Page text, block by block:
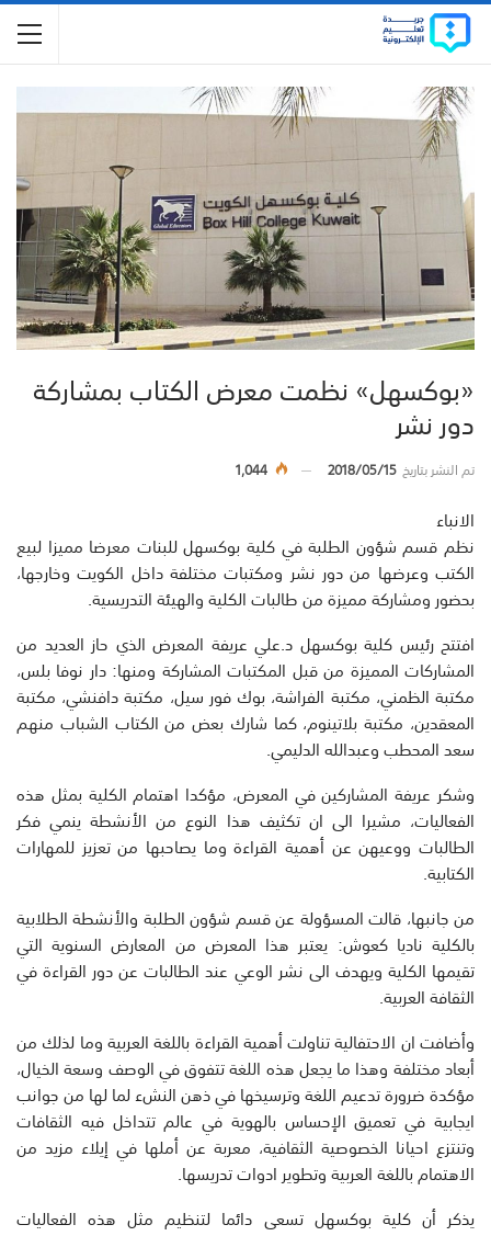
«بوكسهل» نظمت معرض الكتاب بمشاركة
دور نشر
تم النشر بتاريخ2018/05/15
1,044
الانباء
نظم قسم شؤون الطلبة في كلية بوكسهل للبنات معرضا مميزا لبيع
الكتب وعرضها من دور نشر ومكتبات مختلفة داخل الكويت وخارجها،
بحضور ومشاركة مميزة من طالبات الكلية والهيئة التدريسية.
افتتح رئيس كلية بوكسهل د.علي عريفة المعرض الذي حاز العديد من
المشاركات المميزة من قبل المكتبات المشاركة ومنها: دار نوفا بلس،
مكتبة الظمني، مكتبة الفراشة، بوك فور سيل، مكتبة دافنشي، مكتبة
المعقدين، مكتبة بلاتينوم، كما شارك بعض من الكتاب الشباب منهم
سعد المحطب وعبدالله الدليمي.
وشكر عريفة المشاركين في المعرض، مؤكدا اهتمام الكلية بمثل هذه
الفعاليات، مشيرا الى ان تكثيف هذا النوع من الأنشطة ينمي فكر
الطالبات ووعيهن عن أهمية القراءة وما يصاحبها من تعزيز للمهارات
الكتابية.
من جانبها، قالت المسؤولة عن قسم شؤون الطلبة والأنشطة الطلابية
بالكلية ناديا كعوش: يعتبر هذا المعرض من المعارض السنوية التي
تقيمها الكلية ويهدف الى نشر الوعي عند الطالبات عن دور القراءة في
الثقافة العربية.
وأضافت ان الاحتفالية تناولت أهمية القراءة باللغة العربية وما لذلك من
أبعاد مختلفة وهذا ما يجعل هذه اللغة تتفوق في الوصف وسعة الخيال،
مؤكدة ضرورة تدعيم اللغة وترسيخها في ذهن النشء لما لها من جوانب
ايجابية في تعميق الإحساس بالهوية في عالم تتداخل فيه الثقافات
وتنتزع احيانا الخصوصية الثقافية، معربة عن أملها في إيلاء مزيد من
الاهتمام باللغة العربية وتطوير ادوات تدريسها.
يذكر أن كلية بوكسهل تسعى دائما لتنظيم مثل هذه الفعاليات